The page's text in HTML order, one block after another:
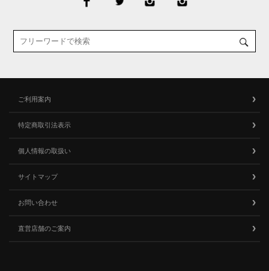
ご利用案内
特定商取引法表示
個人情報の取扱い
サイトマップ
お問い合わせ
直営店舗のご案内